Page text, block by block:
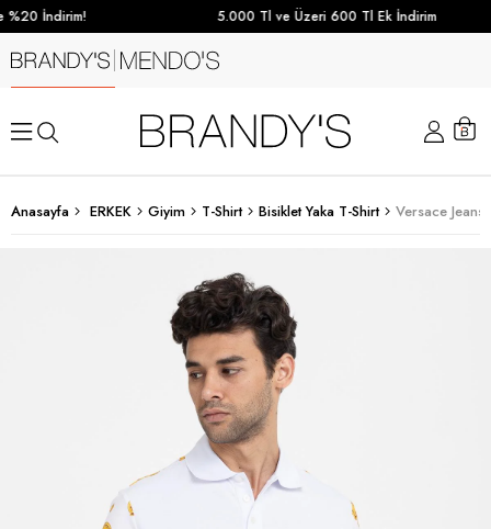
İndirim! 5.000 Tl ve Üzeri 600 Tl Ek İndirim
Anasayfa ERKEK Giyim T-Shirt Bisiklet Yaka T-Shirt Versace